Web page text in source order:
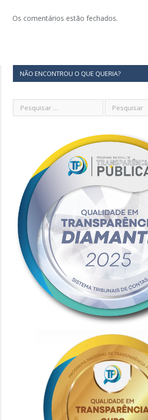
Os comentários estão fechados.
NÃO ENCONTROU O QUE QUERIA?